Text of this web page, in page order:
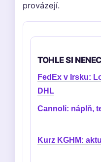
provázejí.
TOHLE SI
FedEx v Irsku:
DHL
Cannoli: náplň,
Kurz KGHM: